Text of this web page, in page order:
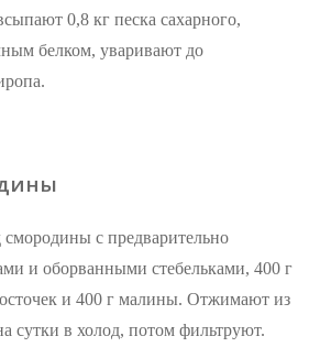
0,8 кг песка сахарного,
белком, уваривают до
с предварительно
и оборванными стебельками, 400 г
и 400 г малины. Отжимают из
сутки в холод, потом фильтруют.